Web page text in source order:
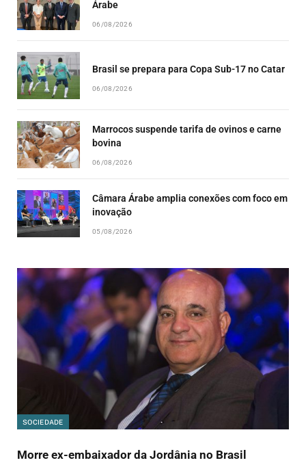
Árabe
06/08/2026
Brasil se prepara para Copa Sub-17 no Catar
06/08/2026
Marrocos suspende tarifa de ovinos e carne
bovina
06/08/2026
Câmara Árabe amplia conexões com foco em
inovação
05/08/2026
SOCIEDADE
Morre ex-embaixador da Jordânia no Brasil